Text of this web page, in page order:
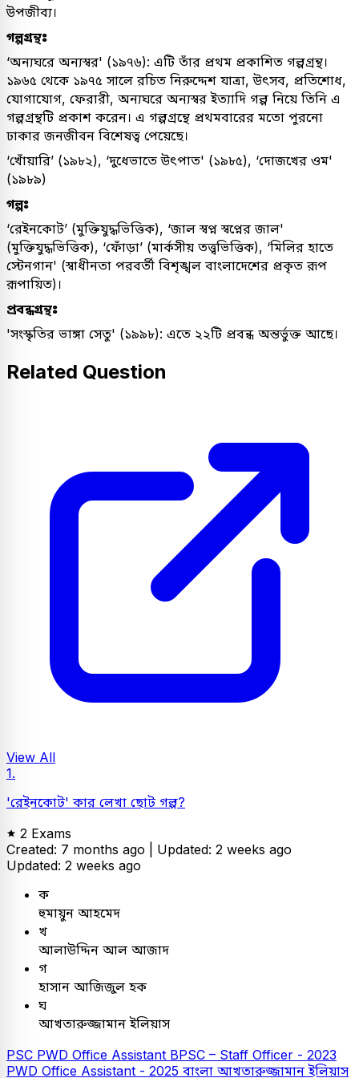
উপজীব্য।
গল্পগ্রন্থঃ
‘অন্যঘরে অন্যস্বর' (১৯৭৬): এটি তাঁর প্রথম প্রকাশিত গল্পগ্রন্থ।
১৯৬৫ থেকে ১৯৭৫ সালে রচিত নিরুদ্দেশ যাত্রা, উৎসব, প্রতিশোধ,
যোগাযোগ, ফেরারী, অন্যঘরে অন্যস্বর ইত্যাদি গল্প নিয়ে তিনি এ
গল্পগ্রন্থটি প্রকাশ করেন। এ গল্পগ্রন্থে প্রথমবারের মতো পুরনো
ঢাকার জনজীবন বিশেষত্ব পেয়েছে।
‘খোঁয়ারি’ (১৯৮২), ‘দুধেভাতে উৎপাত' (১৯৮৫), ‘দোজখের ওম'
(১৯৮৯)
গল্পঃ
‘রেইনকোট’ (মুক্তিযুদ্ধভিত্তিক), ‘জাল স্বপ্ন স্বপ্নের জাল'
(মুক্তিযুদ্ধভিত্তিক), ‘ফোঁড়া’ (মার্কসীয় তত্ত্বভিত্তিক), ‘মিলির হাতে
স্টেনগান' (স্বাধীনতা পরবর্তী বিশৃঙ্খল বাংলাদেশের প্রকৃত রূপ
রূপায়িত)।
প্রবন্ধগ্রন্থঃ
'সংস্কৃতির ভাঙ্গা সেতু' (১৯৯৮): এতে ২২টি প্রবন্ধ অন্তর্ভুক্ত আছে।
Related Question
View All
1.
'রেইনকোট' কার লেখা ছোট গল্প?
2 Exams
Created: 7 months ago | Updated: 2 weeks ago
Updated: 2 weeks ago
ক
হুমায়ুন আহমেদ
খ
আলাউদ্দিন আল আজাদ
গ
হাসান আজিজুল হক
ঘ
আখতারুজ্জামান ইলিয়াস
PSC PWD Office Assistant BPSC – Staff Officer - 2023
PWD Office Assistant - 2025 বাংলা আখতারুজ্জামান ইলিয়াস